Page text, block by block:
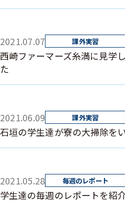
2021.07.07
西崎ファーマーズ糸満に見学
た
2021.06.09
石垣の学生達が寮の大掃除を
2021.05.28
学生達の毎週のレポートを紹